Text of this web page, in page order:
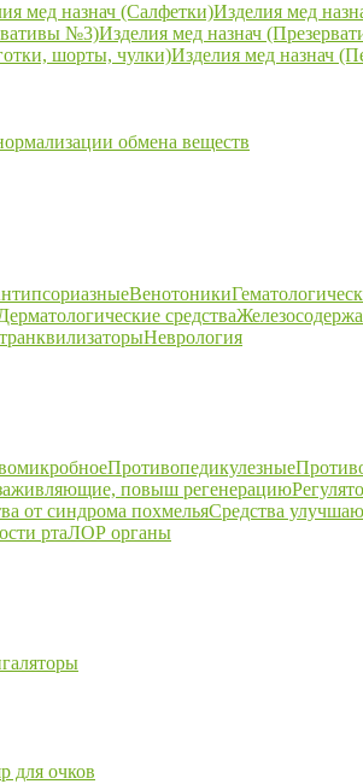
мед назнач (Салфетки)Изделия мед
№3)Изделия мед назнач
шорты, чулки)Изделия мед назнач
обмена веществ
Венотоники
средства
Неврология
Противопедикулезные
повыш регенерацию
от синдрома похмельяСредства
ртаЛОР органы
для очков